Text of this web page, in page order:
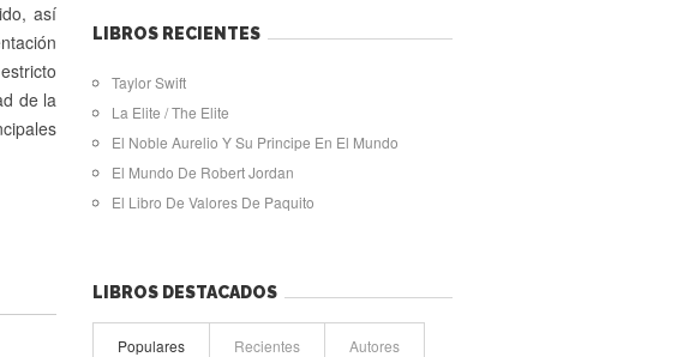
así
de la
LIBROS RECIENTES
Taylor Swift
La Elite / The Elite
El Noble Aurelio Y Su Principe En El Mundo
El Mundo De Robert Jordan
El Libro De Valores De Paquito
LIBROS DESTACADOS
Populares Recientes Autores